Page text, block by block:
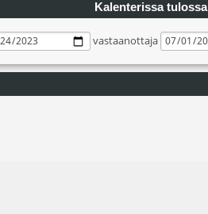
Kalenterissa tulossa
vastaanottaja